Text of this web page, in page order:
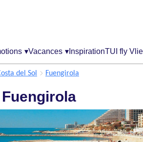
▾Vacances ▾ InspirationTUI fly
del Sol Fuengirola